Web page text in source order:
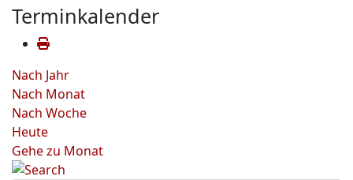
Terminkalender
Nach Jahr
Nach Monat
Nach Woche
Heute
Gehe zu Monat